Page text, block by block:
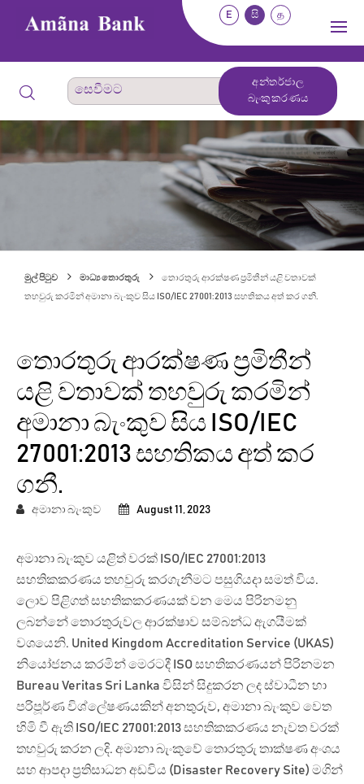
E සි த
අන්තර්ජාල
බැංකුකරණය
මුල් පිටුව මාධ්‍ය තොරතුරු තොරතුරු ආරක්ෂණ ප්‍රමිතීන් යළි වතාවක්
තහවුරු කරමින් අමානා බැංකුව සිය ISO/IEC 27001:2013 සහතිකය අත් කර ගනී.
තොරතුරු ආරක්ෂණ ප්‍රමිතීන්
යළි වතාවක් තහවුරු කරමින්
අමානා බැංකුව සිය ISO/IEC
27001:2013 සහතිකය අත් කර
ගනී.
අමානා බැංකුව August 11, 2023
අමානා බැංකුව යළිත් වරක් ISO/IEC 27001:2013
සහතිකකරණය තහවුරු කරගැනීමට පසුගියදා සමත් විය.
ලොව පිළිගත් සහතිකකරණයක් වන මෙය පිරිනමනු
ලබන්නේ තොරතුරුවල ආරක්ෂාව සම්බන්ධ ඇගයීමක්
වශයෙනි. United Kingdom Accreditation Service (UKAS)
නියෝජනය කරමින් මෙරටදී ISO සහතිකරණයන් පිරිනමන
Bureau Veritas Sri Lanka විසින් සිදුකරන ලද ස්වාධීන හා
පරිපූර්ණ විශ්ලේෂණයකින් අනතුරුව, අමානා බැංකුව වෙත
හිමි වී ඇති ISO/IEC 27001:2013 සහතිකකරණය නැවත වරක්
තහවුරු කරන ලදි. අමානා බැංකුවේ තොරතුරු තාක්ෂණ අංශය
සහ ආපදා ප්‍රතිසාධන අඩවිය (Disaster Recovery Site) මගින්